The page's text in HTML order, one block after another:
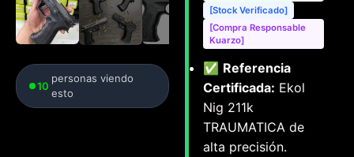
10
personas viendo
esto
[Stock Verificado]
[Compra Responsable
Kuarzo]
✅ Referencia
Certificada: Ekol
Nig 211k
TRAUMATICA de
alta precisión.